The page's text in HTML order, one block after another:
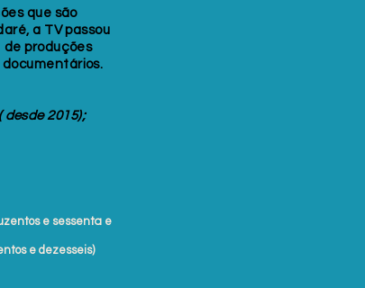
que são
a TV passou
produções
desde 2015);
e sessenta e
e dezesseis)